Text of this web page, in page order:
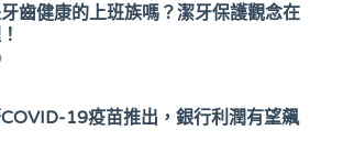
齒健康的上班族嗎？潔牙保護觀念在
COVID-19疫苗推出，銀行利潤有望飆